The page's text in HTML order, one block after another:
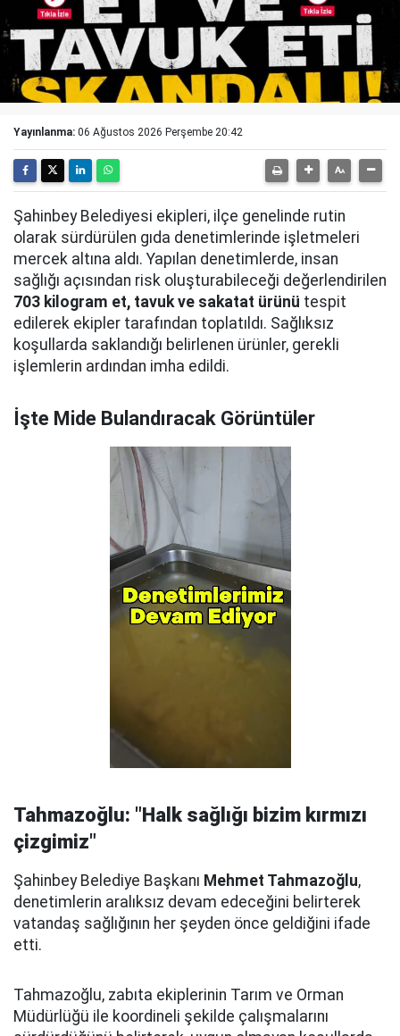
Yayınlanma: 06 Ağustos 2026 Perşembe 20:42
Şahinbey Belediyesi ekipleri, ilçe genelinde rutin
olarak sürdürülen gıda denetimlerinde işletmeleri
mercek altına aldı. Yapılan denetimlerde, insan
sağlığı açısından risk oluşturabileceği değerlendirilen
703 kilogram et, tavuk ve sakatat ürünü tespit
edilerek ekipler tarafından toplatıldı. Sağlıksız
koşullarda saklandığı belirlenen ürünler, gerekli
işlemlerin ardından imha edildi.
İşte Mide Bulandıracak Görüntüler
Tahmazoğlu: "Halk sağlığı bizim kırmızı
çizgimiz"
Şahinbey Belediye Başkanı Mehmet Tahmazoğlu,
denetimlerin aralıksız devam edeceğini belirterek
vatandaş sağlığının her şeyden önce geldiğini ifade
etti.
Tahmazoğlu, zabıta ekiplerinin Tarım ve Orman
Müdürlüğü ile koordineli şekilde çalışmalarını